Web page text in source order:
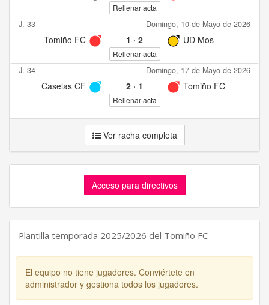
Rellenar acta
J. 33 Domingo, 10 de Mayo de 2026
Tomiño FC 1 · 2 UD Mos
Rellenar acta
J. 34 Domingo, 17 de Mayo de 2026
Caselas CF 2· 1 Tomiño FC
Rellenar acta
Ver racha completa
Acceso para directivos
Plantilla temporada 2025/2026 del Tomiño FC
El equipo no tiene jugadores. Conviértete en
administrador y gestiona todos los jugadores.